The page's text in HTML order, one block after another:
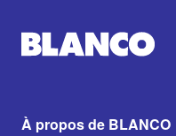
À propos de BLANCO